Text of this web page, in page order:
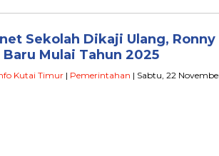
Sekolah Dikaji Ulang, Ronny
Mulai Tahun 2025
Kutai Timur | Pemerintahan | Sabtu, 22